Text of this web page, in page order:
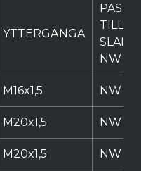
YTTERGÄNGA
TILL
SLANG
NW
M16x1,5 NW 16
M20x1,5 NW 16
M20x1,5 NW 20